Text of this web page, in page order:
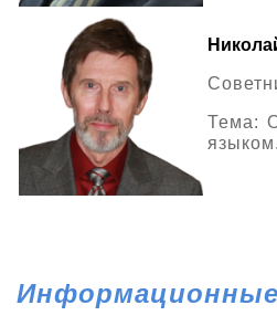
Тема:
языком.